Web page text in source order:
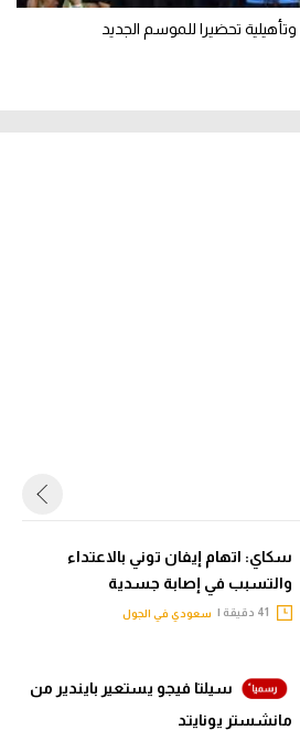
تحضيرا للموسم الجديد
سكاي: اتهام إيفان توني بالاعتداء
والتسبب في إصابة جسدية
سعودي في الجول
سيلتا فيجو يستعير بايندير من
مانشستر يونايتد